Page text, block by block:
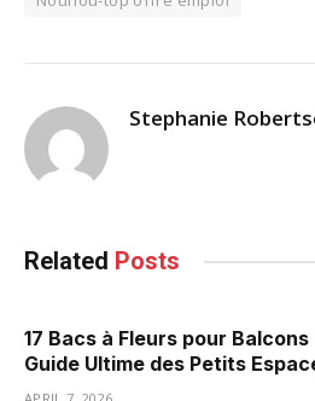
Stephanie
Related Posts
17 Bacs à Fleurs pour
Guide Ultime des Petits